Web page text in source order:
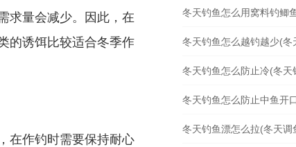
求量会减少。因此，在
的诱饵比较适合冬季作
在作钓时需要保持耐心
冬天钓鱼怎么用窝料钓鲫鱼(冬天钓鱼怎么用窝料
冬天钓鱼怎么越钓越少(冬天钓鱼
冬天钓鱼怎么防止冷(冬天钓鱼太冷
冬天钓鱼怎么防止中鱼开口(冬天钓鱼怎么防止中
冬天钓鱼漂怎么拉(冬天调